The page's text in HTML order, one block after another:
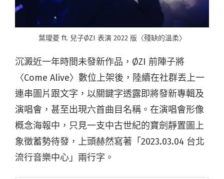
葉璦菱 ft. 兒子ØZI 表演 2022 版〈殘缺的溫柔〉
沉澱近一年時間未發新作品，ØZI 前陣子將
〈Come Alive〉數位上架後，陸續在社群丟上一
連串圖片跟文字，以關鍵字透露即將發新專輯及
演唱會，甚至出現六首曲目名稱。在演唱會形像
概念海報中，只見一支中古世紀的寶劍靜置圖上
象徵蓄勢待發，上頭赫然寫著「2023.03.04 台北
流行音樂中心」兩行字。